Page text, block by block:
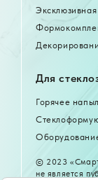
Для
Горячее
© 2023
не является